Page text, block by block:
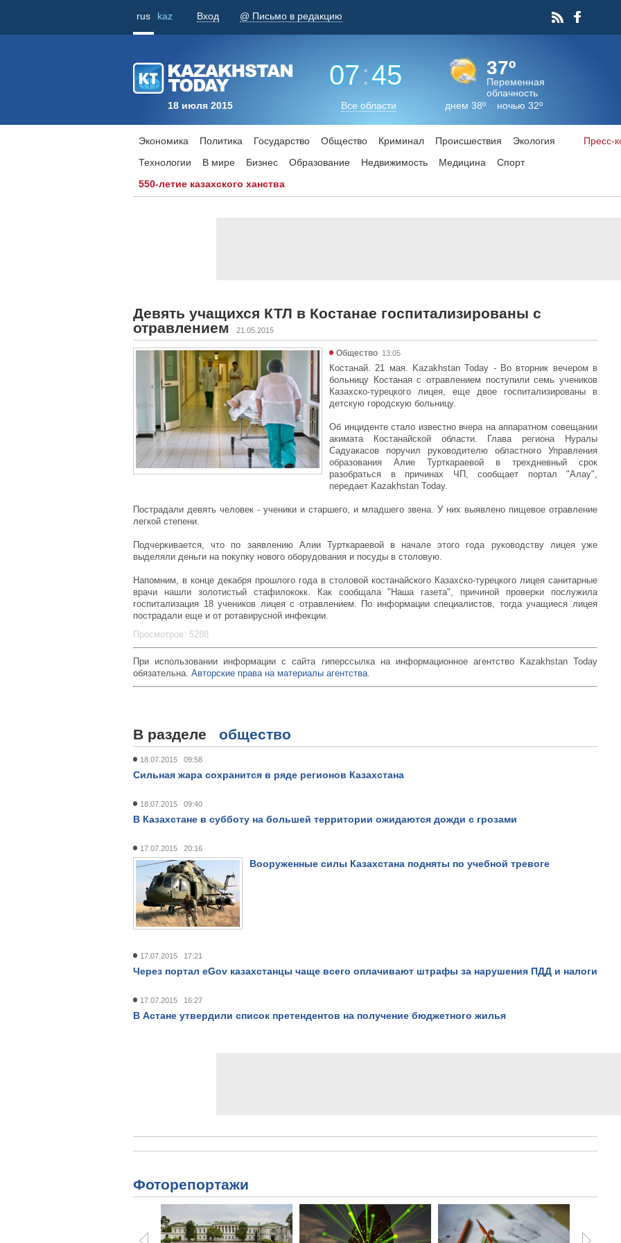
rus kaz Вход @ Письмо в редакцию
18 июля 2015
07:45
Все области
37º
Переменная
облачность
днем 38º ночью 32º
Экономика Политика Государство Общество Криминал Происшествия
Экология
Технологии
В мире Бизнес Образование Недвижимость Медицина
Спорт
550-летие казахского ханства
Пресс-
Девять учащихся КТЛ в Костанае госпитализированы с
отравлением
21.05.2015
Общество 13:05
Костанай. 21 мая. Kazakhstan Today - Во вторник вечером в
больницу Костаная с отравлением поступили семь учеников
Казахско-турецкого лицея, еще двое госпитализированы в
детскую городскую больницу.
Об инциденте стало известно вчера на аппаратном совещании
акимата Костанайской области. Глава региона Нуралы
Садуакасов поручил руководителю областного Управления
образования Алие Турткараевой в трехдневный срок
разобраться в причинах ЧП, сообщает портал "Алау",
передает Kazakhstan Today.
Пострадали девять человек - ученики и старшего, и младшего звена. У них выявлено пищевое отравление
легкой степени.
Подчеркивается, что по заявлению Алии Турткараевой в начале этого года руководству лицея уже
выделяли деньги на покупку нового оборудования и посуды в столовую.
Напомним, в конце декабря прошлого года в столовой костанайского Казахско-турецкого лицея санитарные
врачи нашли золотистый стафилококк. Как сообщала "Наша газета", причиной проверки послужила
госпитализация 18 учеников лицея с отравлением. По информации специалистов, тогда учащиеся лицея
пострадали еще и от ротавирусной инфекции.
Просмотров: 5288
При использовании информации с сайта гиперссылка на информационное агентство Kazakhstan Today
обязательна. Авторские права на материалы агентства.
В разделе общество
18.07.2015 09:58
Сильная жара сохранится в ряде регионов Казахстана
18.07.2015 09:40
В Казахстане в субботу на большей территории ожидаются дожди с грозами
17.07.2015 20:16
Вооруженные силы Казахстана подняты по учебной тревоге
17.07.2015 17:21
Через портал eGov казахстанцы чаще всего оплачивают штрафы за нарушения ПДД и налоги
17.07.2015 16:27
В Астане утвердили список претендентов на получение бюджетного жилья
Фоторепортажи